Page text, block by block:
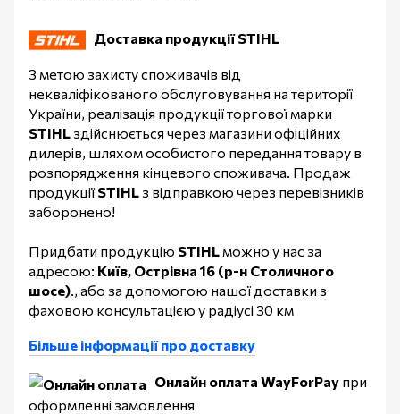
Доставка продукції STIHL
З метою захисту споживачів від
некваліфікованого обслуговування на території
України, реалізація продукції торгової марки
STIHLздійснюється через магазини офіційних
дилерів, шляхом особистого передання товару в
розпорядження кінцевого споживача. Продаж
продукції STIHLз відправкою через перевізників
заборонено!
Придбати продукцію STIHLможно у нас за
адресою: Київ, Острівна 16 (р-н Столичного
шосе)., або за допомогою нашої доставки з
фаховою консультацією у радіусі 30 км
Більше інформації про доставку
Онлайн оплата WayForPay при
оформленні замовлення